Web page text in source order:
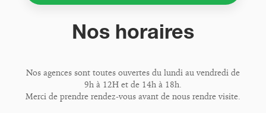
Nos horaires
Nos agences sont toutes ouvertes du lundi au vendredi de
9h à 12H et de 14h à 18h.
Merci de prendre rendez-vous avant de nous rendre visite.